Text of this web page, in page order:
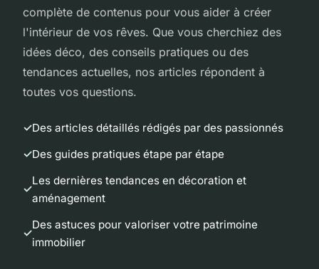
complète de contenus pour vous aider à créer
l'intérieur de vos rêves. Que vous cherchiez des
idées déco, des conseils pratiques ou des
tendances actuelles, nos articles répondent à
toutes vos questions.
Des articles détaillés rédigés par des passionnés
Des guides pratiques étape par étape
Les dernières tendances en décoration et
aménagement
Des astuces pour valoriser votre patrimoine
immobilier